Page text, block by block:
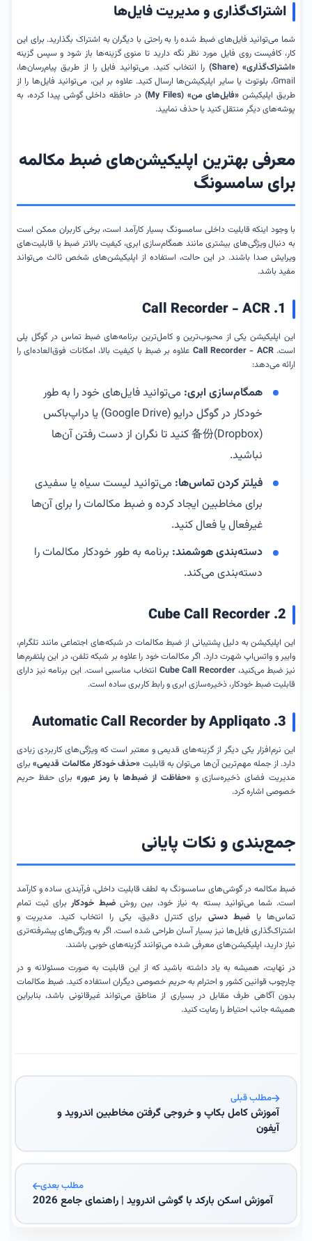
اشتراک‌گذاری و مدیریت فایل‌ها
شما می‌توانید فایل‌های ضبط شده را به راحتی با دیگران به اشتراک بگذارید. برای این
کار، کافیست روی فایل مورد نظر نگه دارید تا منوی گزینه‌ها باز شود و سپس گزینه
«اشتراک‌گذاری» (Share)
را انتخاب کنید. می‌توانید فایل را از طریق پیام‌رسان‌ها،
Gmail، بلوتوث یا سایر اپلیکیشن‌ها ارسال کنید. علاوه بر این، می‌توانید فایل‌ها را از
طریق اپلیکیشن «فایل‌های من» (My Files)
در حافظه داخلی گوشی پیدا کرده، به
پوشه‌های دیگر منتقل کنید یا حذف نمایید.
معرفی بهترین اپلیکیشن‌های ضبط مکالمه
برای سامسونگ
با وجود اینکه قابلیت داخلی سامسونگ بسیار کارآمد است، برخی کاربران ممکن است
به دنبال ویژگی‌های بیشتری مانند همگام‌سازی ابری، کیفیت بالاتر ضبط یا قابلیت‌های
ویرایش صدا باشند. در این حالت، استفاده از اپلیکیشن‌های شخص ثالث می‌تواند
مفید باشد.
1. Call Recorder - ACR
این اپلیکیشن یکی از محبوب‌ترین و کامل‌ترین برنامه‌های ضبط تماس در گوگل پلی
است.Call Recorder - ACR علاوه بر ضبط با کیفیت بالا، امکانات فوق‌العاده‌ای را
ارائه می‌دهد:
همگام‌سازی ابری: می‌توانید فایل‌های خود را به طور
خودکار در گوگل درایو (Google Drive) یا دراپ‌باکس
(Dropbox)备份 کنید تا نگران از دست رفتن آن‌ها
نباشید.
فیلتر کردن تماس‌ها: می‌توانید لیست سیاه یا سفیدی
برای مخاطبین ایجاد کرده و ضبط مکالمات را برای آن‌ها
غیرفعال یا فعال کنید.
دسته‌بندی هوشمند: برنامه به طور خودکار مکالمات را
دسته‌بندی می‌کند.
2. Cube Call Recorder
این اپلیکیشن به دلیل پشتیبانی از ضبط مکالمات در شبکه‌های اجتماعی مانند تلگرام،
وایبر و واتس‌اپ شهرت دارد. اگر مکالمات خود را علاوه بر شبکه تلفن، در این پلتفرم‌ها
نیز ضبط می‌کنید، Cube Call Recorder انتخاب مناسبی است. این برنامه نیز دارای
قابلیت ضبط خودکار، ذخیره‌سازی ابری و رابط کاربری ساده است.
3. Automatic Call Recorder by Appliqato
این نرم‌افزار یکی دیگر از گزینه‌های قدیمی و معتبر است که ویژگی‌های کاربردی زیادی
دارد. از جمله مهم‌ترین آن‌ها می‌توان به قابلیت «حذف خودکار مکالمات قدیمی»برای
مدیریت فضای ذخیره‌سازی و«حفاظت از ضبط‌ها با رمز عبور» برای حفظ حریم
خصوصی اشاره کرد.
جمع‌بندی و نکات پایانی
ضبط مکالمه در گوشی‌های سامسونگ به لطف قابلیت داخلی، فرآیندی ساده و کارآمد
است. شما می‌توانید بسته به نیاز خود، بین روشضبط خودکاربرای ثبت تمام
تماس‌ها یا ضبط دستی برای کنترل دقیق، یکی را انتخاب کنید. مدیریت و
اشتراک‌گذاری فایل‌ها نیز بسیار آسان طراحی شده است. اگر به ویژگی‌های پیشرفته‌تری
نیاز دارید، اپلیکیشن‌های معرفی شده می‌توانند گزینه‌های خوبی باشند.
در نهایت، همیشه به یاد داشته باشید که از این قابلیت به صورت مسئولانه و در
چارچوب قوانین کشور و احترام به حریم خصوصی دیگران استفاده کنید. ضبط مکالمات
بدون آگاهی طرف مقابل در بسیاری از مناطق می‌تواند غیرقانونی باشد، بنابراین
همیشه جانب احتیاط را رعایت کنید.
مطلب قبلی
آموزش کامل بکاپ و خروجی گرفتن مخاطبین اندروید و
آیفون
مطلب بعدی
آموزش اسکن بارکد با گوشی اندروید | راهنمای جامع 2026